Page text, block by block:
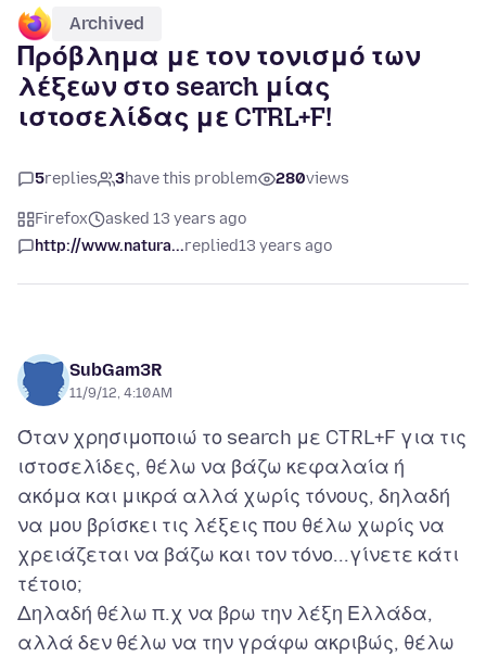
Archived
Πρόβλημα με τον τονισμό των
λέξεων στο search μίας
ιστοσελίδας με CTRL+F!
5replies 3have this problem 280views
Firefox
asked 13 years ago
http://www.natura...replied13 years ago
SubGam3R
11/9/12, 4:10 AM
Όταν χρησιμοποιώ το search με CTRL+F για τις
ιστοσελίδες, θέλω να βάζω κεφαλαία ή
ακόμα και μικρά αλλά χωρίς τόνους, δηλαδή
να μου βρίσκει τις λέξεις που θέλω χωρίς να
χρειάζεται να βάζω και τον τόνο...γίνετε κάτι
τέτοιο;
Δηλαδή θέλω π.χ να βρω την λέξη Ελλάδα,
αλλά δεν θέλω να την γράφω ακριβώς, θέλω